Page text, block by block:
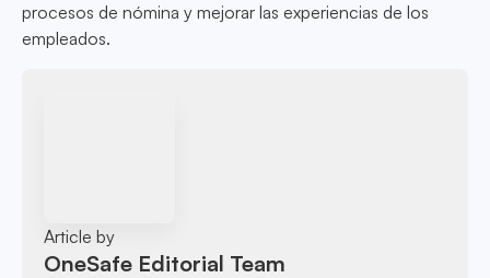
procesos de nómina y mejorar las experiencias de los
empleados.
Article by
OneSafe Editorial Team